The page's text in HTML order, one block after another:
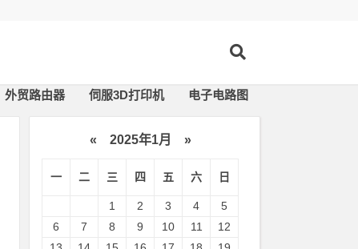
外贸路由器 伺服3D打印机 电子电路图
« 2025年1月 »
一 二 三 四 五 六 日
1 2 3 4
5
6
7 8 9 10 11
12